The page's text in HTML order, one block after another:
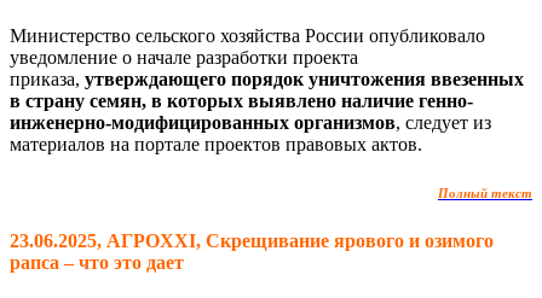
Министерство сельского хозяйства России опубликовало
уведомление о начале разработки проекта
приказа, утверждающего порядок уничтожения ввезенных
в страну семян, в которых выявлено наличие генно-
инженерно-модифицированных организмов, следует из
материалов на портале проектов правовых актов.
Полный текст
23.06.2025, АГРОXXI, Скрещивание ярового и озимого
рапса – что это дает